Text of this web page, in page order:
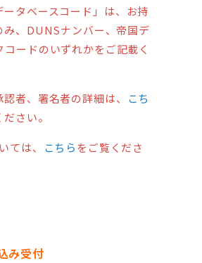
ータベースコード」は、お持
み、DUNSナンバー、帝国デ
コードのいずれかをご記載く
者、署名者の詳細は、
こち
さい。
ては、 こちらをご覧くださ
み受付